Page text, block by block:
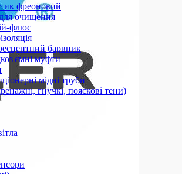
фреоновий
очищення
флюс
барвник
муфти
мідні труби
гнучкі, пояскові тени)